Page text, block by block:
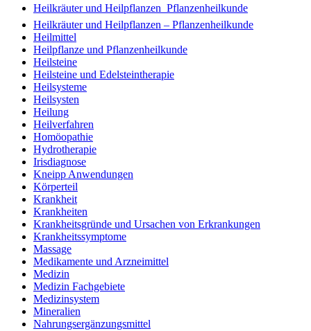
Heilkräuter und Heilpflanzen  Pflanzenheilkunde
Heilkräuter und Heilpflanzen – Pflanzenheilkunde
Heilmittel
Heilpflanze und Pflanzenheilkunde
Heilsteine
Heilsteine und Edelsteintherapie
Heilsysteme
Heilsysten
Heilung
Heilverfahren
Homöopathie
Hydrotherapie
Irisdiagnose
Kneipp Anwendungen
Körperteil
Krankheit
Krankheiten
Krankheitsgründe und Ursachen von Erkrankungen
Krankheitssymptome
Massage
Medikamente und Arzneimittel
Medizin
Medizin Fachgebiete
Medizinsystem
Mineralien
Nahrungsergänzungsmittel